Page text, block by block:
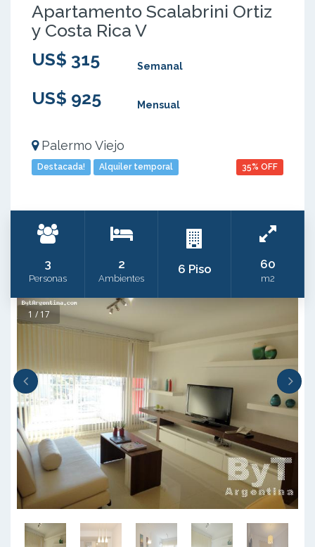
Apartamento Scalabrini Ortiz
y Costa Rica V
US$ 315
Semanal
US$ 925 Mensual
Palermo Viejo
Destacada! Alquiler temporal 35% OFF
3
Personas
2
Ambientes
6 Piso 60
m2
1 / 17